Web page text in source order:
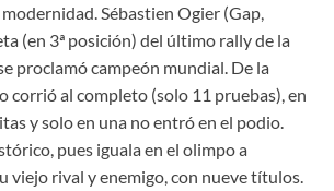
modernidad. Sébastien Ogier (Gap,
(en 3ª posición) del último rally de la
proclamó campeón mundial. De la
corrió al completo (solo 11 pruebas), en
y solo en una no entró en el podio.
pues iguala en el olimpo a
viejo rival y enemigo, con nueve títulos.